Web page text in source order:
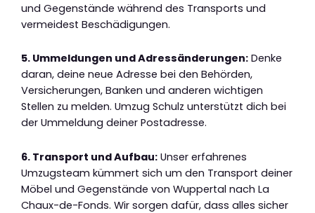
und Gegenstände während des Transports und
vermeidest Beschädigungen.
5. Ummeldungen und Adressänderungen: Denke
daran, deine neue Adresse bei den Behörden,
Versicherungen, Banken und anderen wichtigen
Stellen zu melden. Umzug Schulz unterstützt dich bei
der Ummeldung deiner Postadresse.
6. Transport und Aufbau: Unser erfahrenes
Umzugsteam kümmert sich um den Transport deiner
Möbel und Gegenstände von Wuppertal nach La
Chaux-de-Fonds. Wir sorgen dafür, dass alles sicher